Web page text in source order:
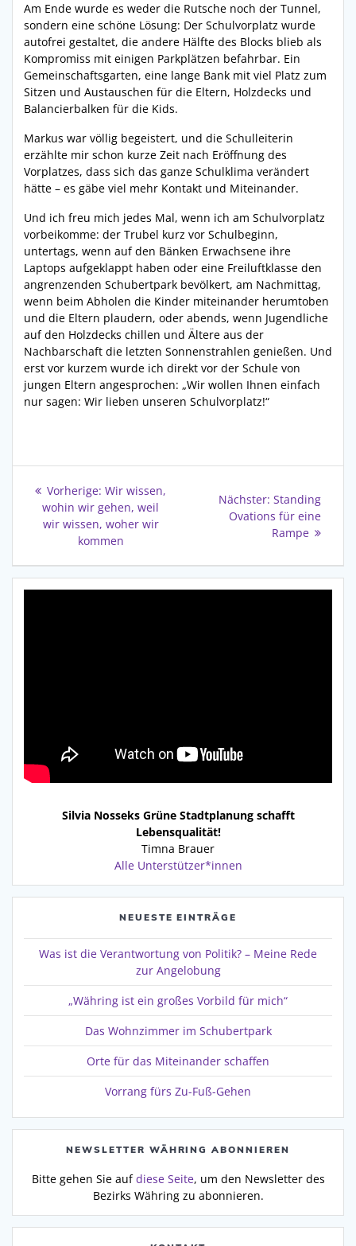
Am Ende wurde es weder die Rutsche noch der Tunnel,
sondern eine schöne Lösung: Der Schulvorplatz wurde
autofrei gestaltet, die andere Hälfte des Blocks blieb als
Kompromiss mit einigen Parkplätzen befahrbar. Ein
Gemeinschaftsgarten, eine lange Bank mit viel Platz zum
Sitzen und Austauschen für die Eltern, Holzdecks und
Balancierbalken für die Kids.
Markus war völlig begeistert, und die Schulleiterin
erzählte mir schon kurze Zeit nach Eröffnung des
Vorplatzes, dass sich das ganze Schulklima verändert
hätte – es gäbe viel mehr Kontakt und Miteinander.
Und ich freu mich jedes Mal, wenn ich am Schulvorplatz
vorbeikomme: der Trubel kurz vor Schulbeginn,
untertags, wenn auf den Bänken Erwachsene ihre
Laptops aufgeklappt haben oder eine Freiluftklasse den
angrenzenden Schubertpark bevölkert, am Nachmittag,
wenn beim Abholen die Kinder miteinander herumtoben
und die Eltern plaudern, oder abends, wenn Jugendliche
auf den Holzdecks chillen und Ältere aus der
Nachbarschaft die letzten Sonnenstrahlen genießen. Und
erst vor kurzem wurde ich direkt vor der Schule von
jungen Eltern angesprochen: „Wir wollen Ihnen einfach
nur sagen: Wir lieben unseren Schulvorplatz!“
Beitragsnavigation
Vorherige: Vorheriger
Beitrag:
Wir wissen,
wohin wir gehen, weil
wir wissen, woher wir
kommen
Nächster: Nächster
Beitrag:
Standing
Ovations für eine
Rampe
Silvia Nosseks Grüne Stadtplanung schafft
Lebensqualität!
Timna Brauer
Alle Unterstützer*innen
NEUESTE EINTRÄGE
Was ist die Verantwortung von Politik? – Meine Rede
zur Angelobung
„Währing ist ein großes Vorbild für mich“
Das Wohnzimmer im Schubertpark
Orte für das Miteinander schaffen
Vorrang fürs Zu-Fuß-Gehen
NEWSLETTER WÄHRING ABONNIEREN
Bitte gehen Sie aufdiese Seite, um den Newsletter des
Bezirks Währing zu abonnieren.